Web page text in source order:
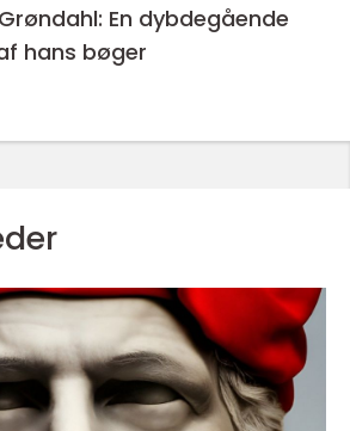
En dybdegående
hans bøger